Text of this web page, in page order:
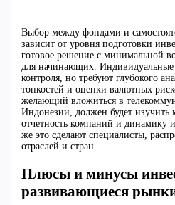
Выбор между фондами и
зависит от уровня подготовки
готовое решение с минимальной
для начинающих.
контроля, но требуют глубокого
тонкостей и оценки валютных
желающий вложиться в
Индонезии, должен будет изучить
отчетность компаний и динамику
же это сделают специалисты,
отраслей и стран.
Плюсы и минусы
развивающиеся